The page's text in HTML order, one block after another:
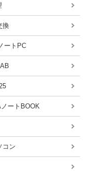
換
ートPC
ートBOOK
コン